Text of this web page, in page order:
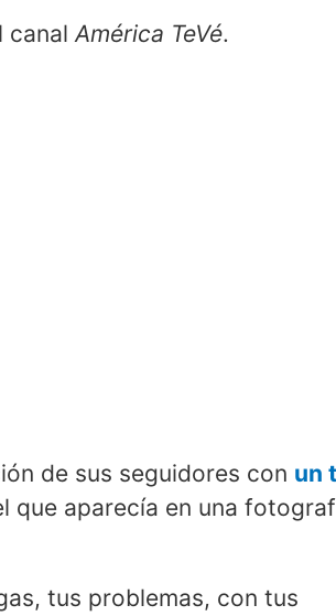
canal América TeVé.
de sus seguidores con un
que aparecía en una
tus problemas, con tus